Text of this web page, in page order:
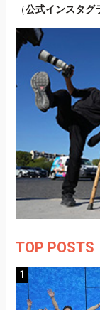
（公式インスタグ
TOP POSTS